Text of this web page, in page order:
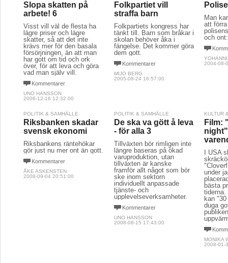
Slopa skatten på
arbete! 6
Visst vill väl de flesta ha
lägre priser och lägre
skatter, så att det inte
krävs mer för den basala
försörjningen, än att man
har gott om tid och ork
över, för att leva och göra
vad man själv vill.
Kommentarer
UNO HANSSON
2006-12-16 12:32:00
Folkpartiet vill
straffa barn
Folkpartiets kongress har
tänkt till. Barn som bråkar i
skolan behöver åka i
fängelse. Det kommer göra
dem gott.
Kommentarer
MIJO BERG
2005-08-24 16:57:00
Man
att
och ont:
2004-08-
POLITIK & SAMHÄLLE
Riksbanken skadar
svensk ekonomi
Riksbankens räntehökar
gör just nu mer ont än gott.
Kommentarer
ÅKE ASKENSTEN
2008-09-04 20:51:00
POLITIK & SAMHÄLLE
De ska va gött å leva
- för alla 3
Tillväxten bör rimligen inte
längre baseras på ökad
varuproduktion, utan
tillväxten är kanske
framför allt något som bör
ske inom sektorn
individuellt anpassade
tjänste- och
upplevelseverksamheter.
Kommentarer
UNO HANSSON
2008-08-15 17:43:00
KULTUR
Film:
I USA
under
bästa
tiderna.
kan
duga
MONIKA
2008-01-